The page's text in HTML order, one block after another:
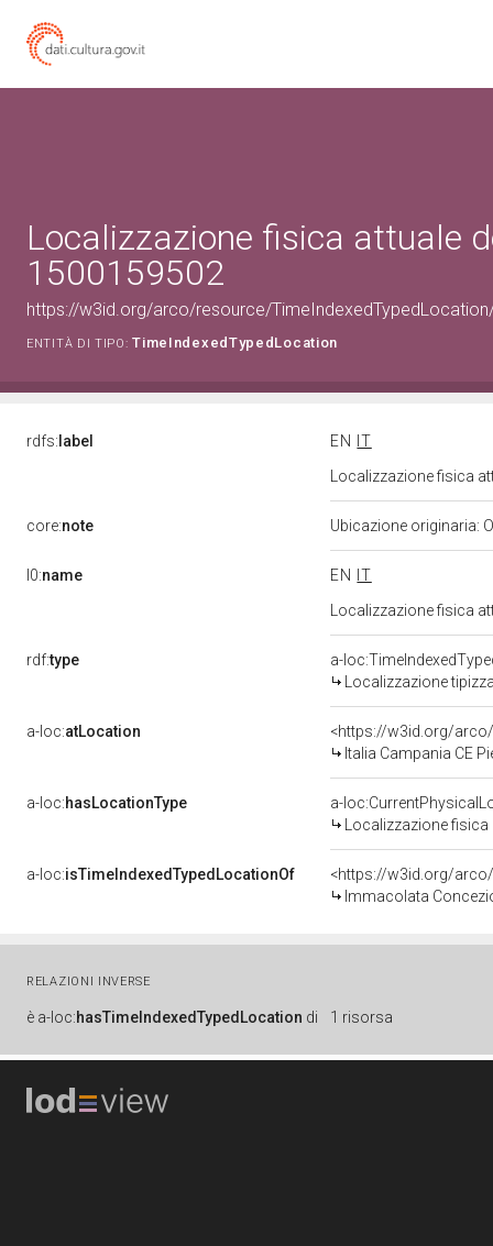
Localizzazione fisica attuale
1500159502
https://w3id.org/arco/resource/
ENTITÀ DI TIPO: TimeIndexedTypedLocation
rdfs: label EN
IT
Localizzazione fisica
core:note Ubicazione originaria:
l0:name EN
IT
Localizzazione fisica
rdf:type
a-
Localizzazione
a-loc:atLocation
<https://w3id.org/
Italia Campania CE
a-loc:hasLocationType
a-
Localizzazione fisica
a-loc:isTimeIndexedTypedLocationOf
<https://w3id.org/
Immacolata
RELAZIONI INVERSE
è a-loc:hasTimeIndexedTypedLocation di 1 risorsa